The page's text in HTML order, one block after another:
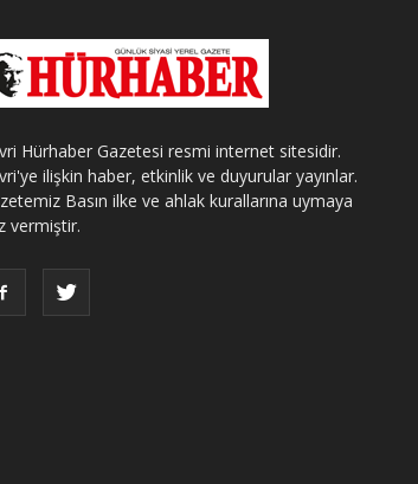
Hürhaber Gazetesi resmi internet sitesidir.
ilişkin haber, etkinlik ve duyurular yayınlar.
Basın ilke ve ahlak kurallarına uymaya
vermiştir.